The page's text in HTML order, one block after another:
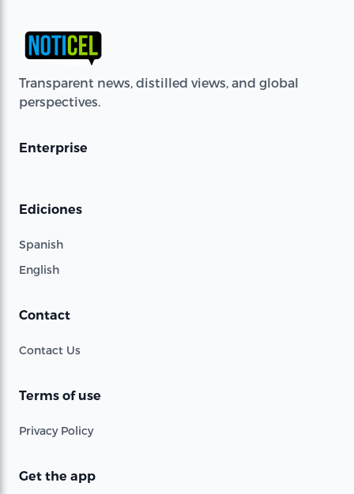
Transparent news, distilled views, and global
perspectives.
Enterprise
Ediciones
Spanish
English
Contact
Contact Us
Terms of use
Privacy Policy
Get the app